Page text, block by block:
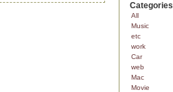
Categories
All
Music
etc
work
Car
web
Mac
Movie